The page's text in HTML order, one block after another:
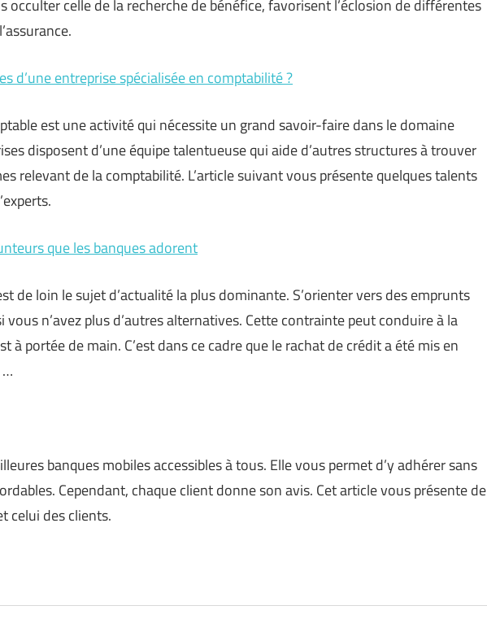
occulter celle de la recherche de bénéfice, favorisent l’éclosion de différentes
d’une entreprise spécialisée en comptabilité ?
est une activité qui nécessite un grand savoir-faire dans le domaine
disposent d’une équipe talentueuse qui aide d’autres structures à trouver
relevant de la comptabilité. L’article suivant vous présente quelques talents
que les banques adorent
de loin le sujet d’actualité la plus dominante. S’orienter vers des emprunts
n’avez plus d’autres alternatives. Cette contrainte peut conduire à la
à portée de main. C’est dans ce cadre que le rachat de crédit a été mis en
…
banques mobiles accessibles à tous. Elle vous permet d’y adhérer sans
Cependant, chaque client donne son avis. Cet article vous présente de
celui des clients.